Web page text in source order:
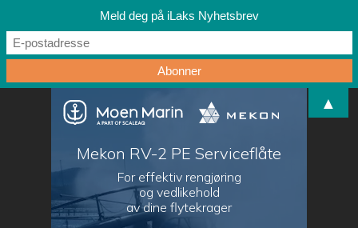
Meld deg på iLaks Nyhetsbrev
▲